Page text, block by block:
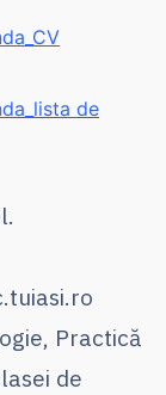
de
Practică
de